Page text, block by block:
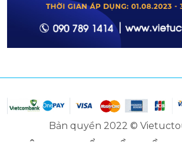
Bản quyền 2022 ©